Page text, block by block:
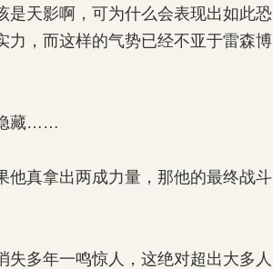
天影啊，可为什么会表现出如此恐
力，而这样的气势已经不亚于雷森博
藏……
真拿出两成力量，那他的最终战斗
多年一鸣惊人，这绝对超出大多人